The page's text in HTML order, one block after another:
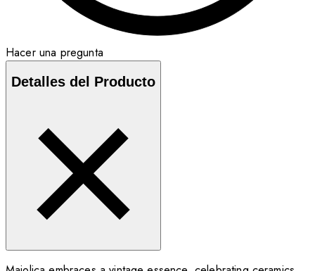
Hacer una pregunta
Detalles del Producto